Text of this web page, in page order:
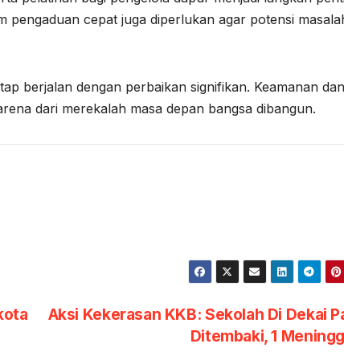
pengaduan cepat juga diperlukan agar potensi
berjalan dengan perbaikan signifikan. Keamanan dan
dari merekalah masa depan bangsa dibangun.
Aksi Kekerasan KKB: Sekolah Di Dekai
Ditembaki, 1